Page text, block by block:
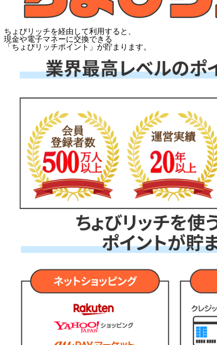
ちょびリッチを経由して利用すると、
現金や電子マネーに交換できる
「 ちょびリッチポイント 」が貯まります。